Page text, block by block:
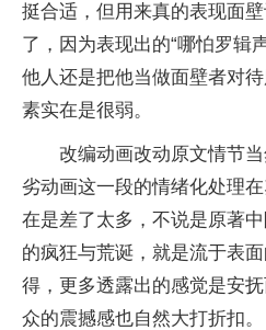
挺合适，但用来真的表现面
了，因为表现出的“哪怕罗辑
他人还是把他当做面壁者对
素实在是很弱。
改编动画改动原文情节
劣动画这一段的情绪化处理
在是差了太多，不说是原著
的疯狂与荒诞，就是流于表
得，更多透露出的感觉是安
众的震撼感也自然大打折扣。